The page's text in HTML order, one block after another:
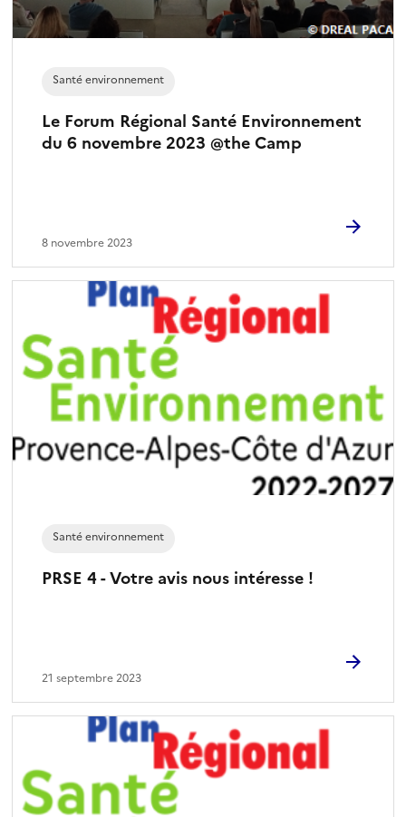
n
é
Le Forum Régional Santé Environnement
du 6 novembre 2023 @the Camp
Santé environnement
8 novembre 2023
PRSE 4 - Votre avis nous intéresse !
Santé environnement
21 septembre 2023